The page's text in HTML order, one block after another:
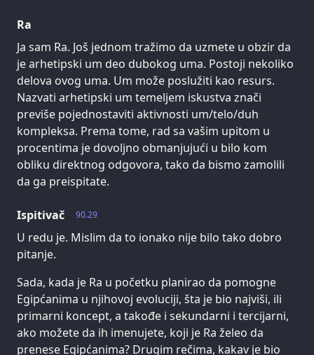
Ra
Ja sam Ra. Još jednom tražimo da uzmete u obzir da
je arhetipski um deo dubokog uma. Postoji nekoliko
delova ovog uma. Um može poslužiti kao resurs.
Nazvati arhetipski um temeljem iskustva znači
previše pojednostaviti aktivnosti um/telo/duh
kompleksa. Prema tome, rad sa vašim upitom u
procentima je dovoljno obmanjujući u bilo kom
obliku direktnog odgovora, tako da bismo zamolili
da ga preispitate.
90.29
Ispitivač
U redu je. Mislim da to ionako nije bilo tako dobro
pitanje.
Sada, kada je Ra u početku planirao da pomogne
Egipćanima u njihovoj evoluciji, šta je bio najviši, ili
primarni koncept, a takođe i sekundarni i tercijarni,
ako možete da ih imenujete, koji je Ra želeo da
prenese Egipćanima? Drugim rečima, kakav je bio